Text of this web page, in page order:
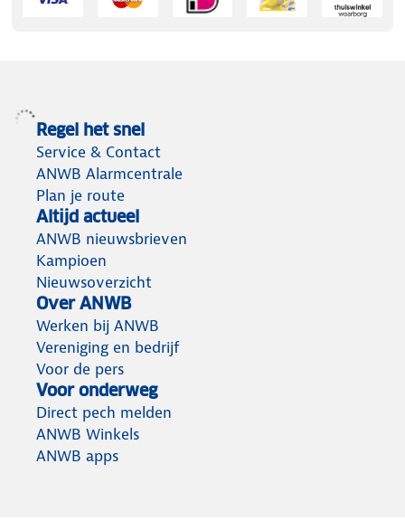
Regel het snel
Service & Contact
ANWB Alarmcentrale
Plan je route
Altijd actueel
ANWB nieuwsbrieven
Kampioen
Nieuwsoverzicht
Over ANWB
Werken bij ANWB
Vereniging en bedrijf
Voor de pers
Voor onderweg
Direct pech melden
ANWB Winkels
ANWB apps